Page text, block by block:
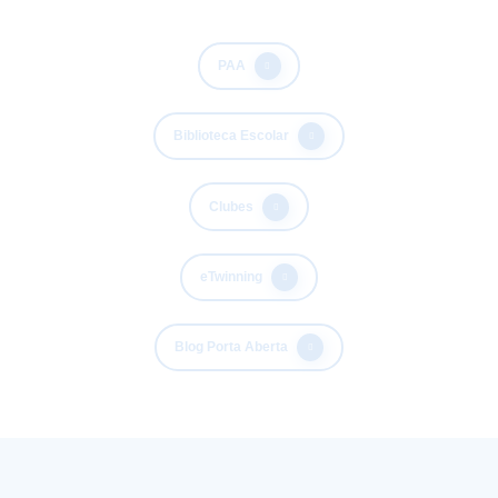
PAA
Biblioteca Escolar
Clubes
eTwinning
Blog Porta Aberta